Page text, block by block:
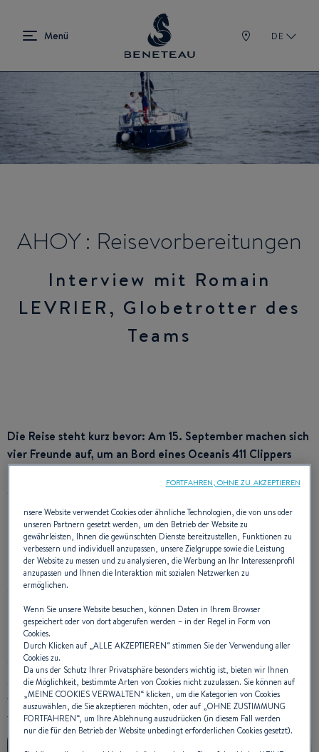
DE
AHOY : Reisevorbereitungen
Interview mit Romain
LEVRIER, Globetrotter des
Teams
Die Reise steht kurz bevor: Am 15. September machen sich
vier Freunde auf, um an Bord eines Oceanis 411 Clippers
Mukoviszidose und die Organspende aufklären.
Guten Tag, Romain, wo liegt
das Segelboot zurzeit und
wie steht es mit den
Reisevorbereitungen?
Seit Anfang Juni liegt das Boot im Hafen von Saint Gilles Croix
de Vie am Besuchersteg. Heute haben wir die Yacht fast
fertig gemacht für die Reise und sie so eingerichtet, dass sie
für die Anforderungen optimal ausgerüstet ist.
nsere Website verwendet Cookies oder ähnliche Technologien, die von uns oder
unseren Partnern gesetzt werden, um den Betrieb der Website zu
gewährleisten, Ihnen die gewünschten Dienste bereitzustellen, Funktionen zu
verbessern und individuell anzupassen, unsere Zielgruppe sowie die Leistung
der Website zu messen und zu analysieren, die Werbung an Ihr Interessenprofil
anzupassen und Ihnen die Interaktion mit sozialen Netzwerken zu
ermöglichen.
Wenn Sie unsere Website besuchen, können Daten in Ihrem Browser
gespeichert oder von dort abgerufen werden – in der Regel in Form von
Cookies.
Durch Klicken auf „ALLE AKZEPTIEREN“ stimmen Sie der Verwendung aller
Cookies zu.
Da uns der Schutz Ihrer Privatsphäre besonders wichtig ist, bieten wir Ihnen
die Möglichkeit, bestimmte Arten von Cookies nicht zuzulassen. Sie können auf
„MEINE COOKIES VERWALTEN“ klicken, um die Kategorien von Cookies
auszuwählen, die Sie akzeptieren möchten, oder auf „OHNE ZUSTIMMUNG
FORTFAHREN“, um Ihre Ablehnung auszudrücken (in diesem Fall werden
nur die für den Betrieb der Website unbedingt erforderlichen Cookies gesetzt).
FORTFAHREN, OHNE ZU AKZEPTIEREN